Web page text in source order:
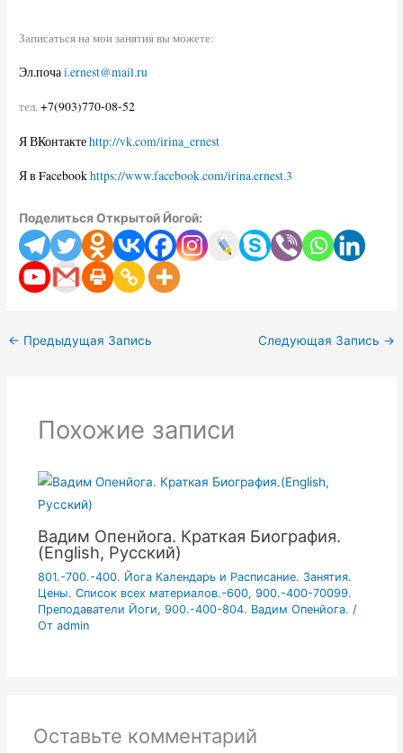
Записаться на мои занятия вы можете:
Эл.почаi.ernest@mail.ru
тел. +7(903)770-08-52
Я ВКонтактеhttp://vk.com/irina_ernest
Я вFacebookhttps://www.facebook.com/irina.ernest.3
Поделиться Открытой Йогой:
← Предыдущая Запись Следующая Запись →
Похожие записи
Вадим Опенйога. Краткая Биография.
(English, Русский)
801.-700.-400. Йога Календарь и Расписание. Занятия.
Цены. Список всех материалов.-600, 900.-400-70099.
Преподаватели Йоги, 900.-400-804. Вадим Опенйога. /
От admin
Оставьте комментарий